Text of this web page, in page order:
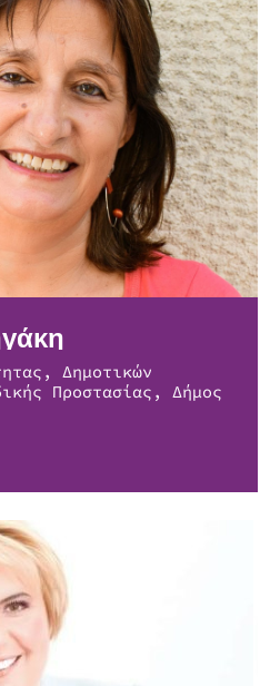
Δημοτικών
Προστασίας, Δήμος